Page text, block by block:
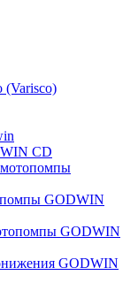
CD
GODWIN
GODWIN
GODWIN